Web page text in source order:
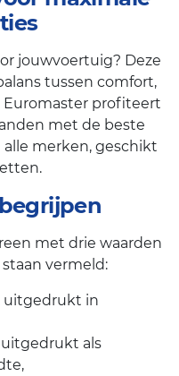
jouwvoertuig? Deze
tussen comfort,
profiteert
met de beste
merken, geschikt
begrijpen
met drie waarden
vermeld:
uitgedrukt in
als